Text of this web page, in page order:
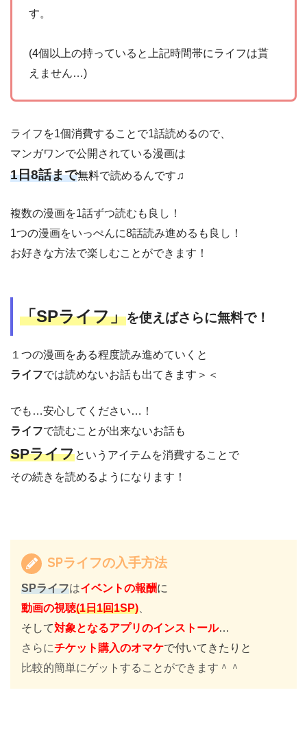
す。
(4個以上の持っていると上記時間帯にライフは貰
えません…)
ライフを1個消費することで1話読めるので、
マンガワンで公開されている漫画は
1日8話まで無料で読めるんです♫
複数の漫画を1話ずつ読むも良し！
1つの漫画をいっぺんに8話読み進めるも良し！
お好きな方法で楽しむことができます！
「SPライフ」を使えばさらに無料で！
１つの漫画をある程度読み進めていくと
ライフでは読めないお話も出てきます＞＜
でも…安心してください…！
ライフで読むことが出来ないお話も
SPライフというアイテムを消費することで
その続きを読めるようになります！
SPライフの入手方法
SPライフはイベントの報酬に
動画の視聴(1日1回1SP)
そして対象となるアプリのインストール…
さらにチケット購入のオマケで付いてきたりと
比較的簡単にゲットすることができます＾＾